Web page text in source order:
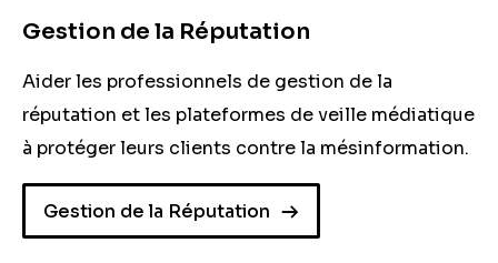
Gestion de la Réputation
Aider les professionnels de gestion de la
réputation et les plateformes de veille médiatique
à protéger leurs clients contre la mésinformation.
Gestion de la Réputation